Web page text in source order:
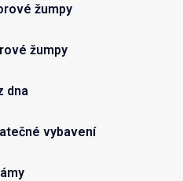
žumpy
žumpy
dna
vybavení